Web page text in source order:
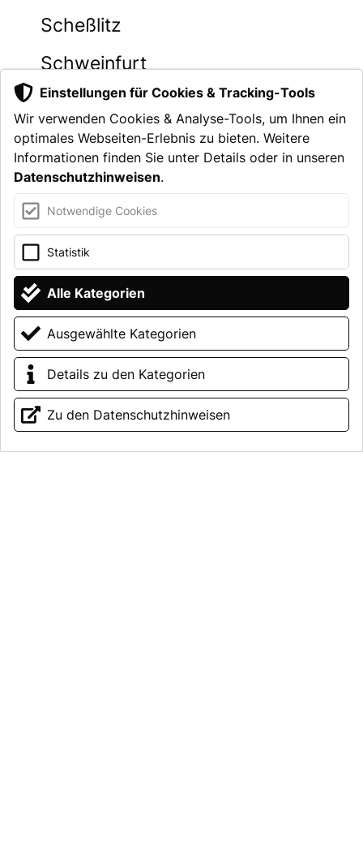
Scheßlitz
Schweinfurt
An sechs Standorten in Franken und der
Oberpfalz bieten wir Ihnen professionelle
Hilfe in jeder Lebenslage. Sie finden uns in
Bamberg, Coburg, Nürnberg, Regensburg,
KONTAKT
KARRIERE
Einstellungen für Cookies & Tracking-Tools
Wir verwenden Cookies & Analyse-Tools, um Ihnen ein
optimales Webseiten-Erlebnis zu bieten. Weitere
Informationen finden Sie unter Details oder in unseren
Datenschutzhinweisen.
Notwendige Cookies
Statistik
Alle Kategorien
Ausgewählte Kategorien
Details zu den Kategorien
Zu den Datenschutzhinweisen